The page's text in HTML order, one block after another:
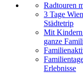
Radtouren
3 Tage
Städtetrip
Mit Kindern
ganze
Erlebnisse